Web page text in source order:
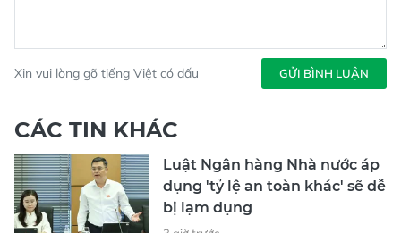
Xin vui lòng gõ tiếng Việt có dấu GỬI BÌNH LUẬN
CÁC TIN KHÁC
Luật Ngân hàng Nhà nước áp
dụng 'tỷ lệ an toàn khác' sẽ dễ
bị lạm dụng